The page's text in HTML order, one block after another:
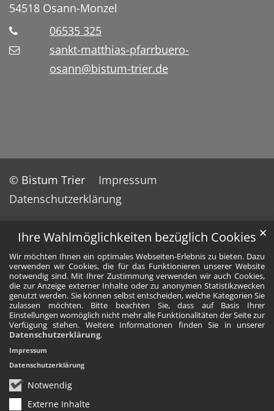
Ihre Wahlmöglichkeiten bezüglich Cookies
Wir möchten Ihnen ein optimales Webseiten-Erlebnis zu bieten. Dazu
verwenden wir Cookies, die für das Funktionieren unserer Website
notwendig sind. Mit Ihrer Zustimmung verwenden wir auch Cookies,
die zur Anzeige externer Inhalte oder zu anonymen Statistikzwecken
genutzt werden. Sie können selbst entscheiden, welche Kategorien Sie
zulassen möchten. Bitte beachten Sie, dass auf Basis Ihrer
Einstellungen womöglich nicht mehr alle Funktionalitäten der Seite zur
Verfügung stehen. Weitere Informationen finden Sie in unserer
Datenschutzerklärung.
Notwendig
Externe Inhalte
✕
Impressum
Datenschutzerklärung
54518 Osann-Monzel
06535 325
sankt-matthias-pfarrbuero-
osann@bistum-trier.de
© Bistum Trier
Impressum
Datenschutzerklärung